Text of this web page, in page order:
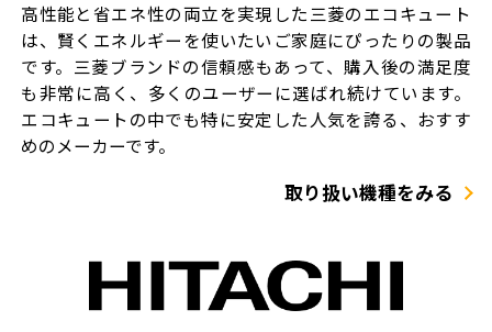
高性能と省エネ性の両立を実現した三菱のエコキュート
は、賢くエネルギーを使いたいご家庭にぴったりの製品
です。三菱ブランドの信頼感もあって、購入後の満足度
も非常に高く、多くのユーザーに選ばれ続けています。
エコキュートの中でも特に安定した人気を誇る、おすす
めのメーカーです。
取り扱い機種をみる